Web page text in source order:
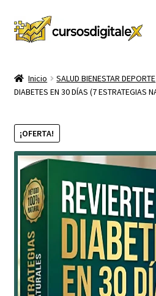
Ir
a
Ir
al
TIENDA
CURSOS
MEMBRESIA
MI CUENTA
CARRITO
CONTACTO
Inicio SALUD BIENESTAR DEPORTE
DIABETES EN 30 DÍAS (7 ESTRATEGIAS
¡OFERTA!